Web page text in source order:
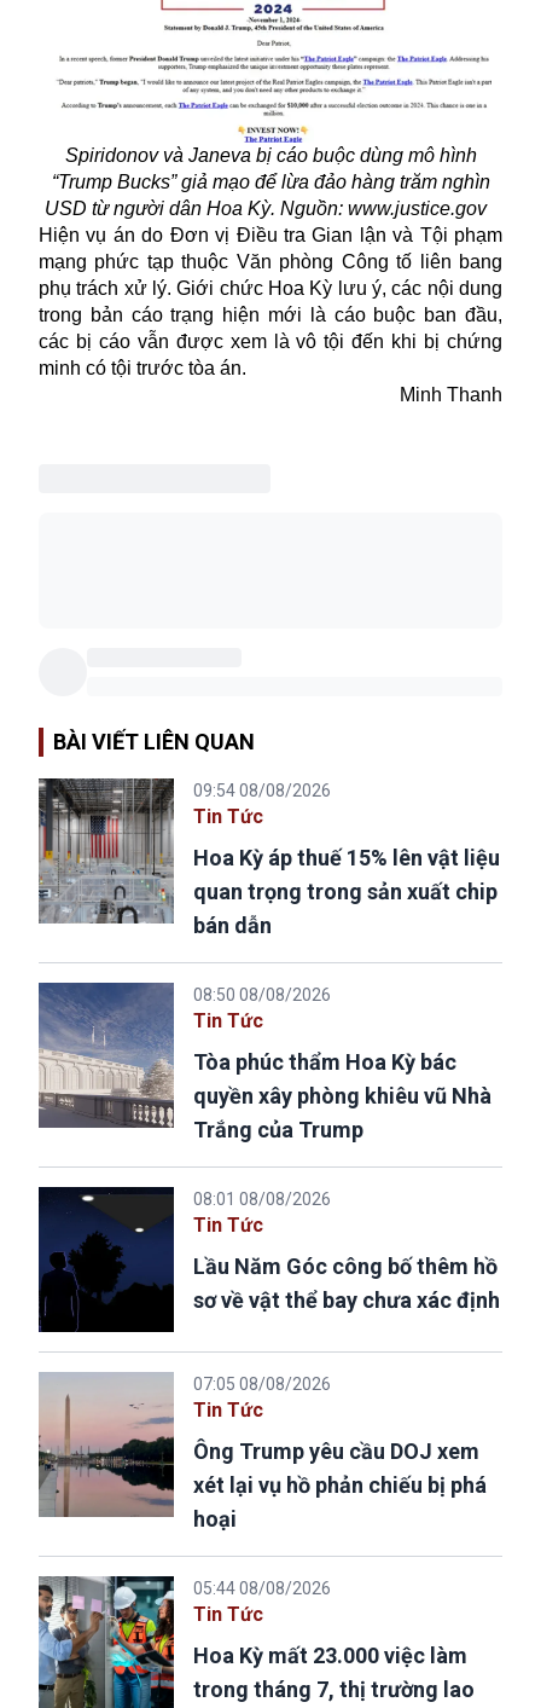
Spiridonov và Janeva bị cáo buộc dùng mô hình
“Trump Bucks” giả mạo để lừa đảo hàng trăm nghìn
USD từ người dân Hoa Kỳ. Nguồn: www.justice.gov
Hiện vụ án do Đơn vị Điều tra Gian lận và Tội phạm
mạng phức tạp thuộc Văn phòng Công tố liên bang
phụ trách xử lý. Giới chức Hoa Kỳ lưu ý, các nội dung
trong bản cáo trạng hiện mới là cáo buộc ban đầu,
các bị cáo vẫn được xem là vô tội đến khi bị chứng
minh có tội trước tòa án.
Minh Thanh
BÀI VIẾT LIÊN QUAN
09:54 08/08/2026
Tin Tức
Hoa Kỳ áp thuế 15% lên vật liệu
quan trọng trong sản xuất chip
bán dẫn
08:50 08/08/2026
Tin Tức
Tòa phúc thẩm Hoa Kỳ bác
quyền xây phòng khiêu vũ Nhà
Trắng của Trump
08:01 08/08/2026
Tin Tức
Lầu Năm Góc công bố thêm hồ
sơ về vật thể bay chưa xác định
07:05 08/08/2026
Tin Tức
Ông Trump yêu cầu DOJ xem
xét lại vụ hồ phản chiếu bị phá
hoại
05:44 08/08/2026
Tin Tức
Hoa Kỳ mất 23.000 việc làm
trong tháng 7, thị trường lao